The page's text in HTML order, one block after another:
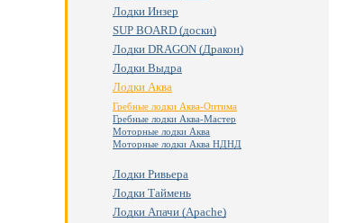
Лодки Инзер
SUP BOARD (доски)
Лодки DRAGON (Дракон)
Лодки Выдра
Лодки Аква
Гребные лодки Аква-Оптима
Гребные лодки Аква-Мастер
Моторные лодки Аква
Моторные лодки Аква НДНД
Лодки Ривьера
Лодки Таймень
Лодки Апачи (Apache)